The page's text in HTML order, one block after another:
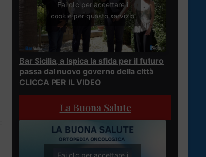
Fai clic per accettare i
cookie per questo servizio
Bar Sicilia, a Ispica la sfida per il futuro
passa dal nuovo governo della città
CLICCA PER IL VIDEO
La Buona Salute
Fai clic per accettare i